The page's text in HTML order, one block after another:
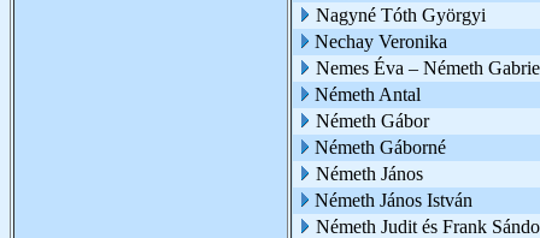
Nagyné Tóth Györgyi
Nechay Veronika
Nemes Éva – Németh
Németh Antal
Németh Gábor
Németh Gáborné
Németh János
Németh János István
Németh Judit és Frank